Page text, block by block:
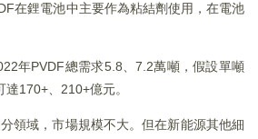
在鋰電池中主要作為粘結劑使用，在電池
年PVDF總需求5.8、7.2萬噸，假設單噸
170+、210+億元。
領域，市場規模不大。但在新能源其他細